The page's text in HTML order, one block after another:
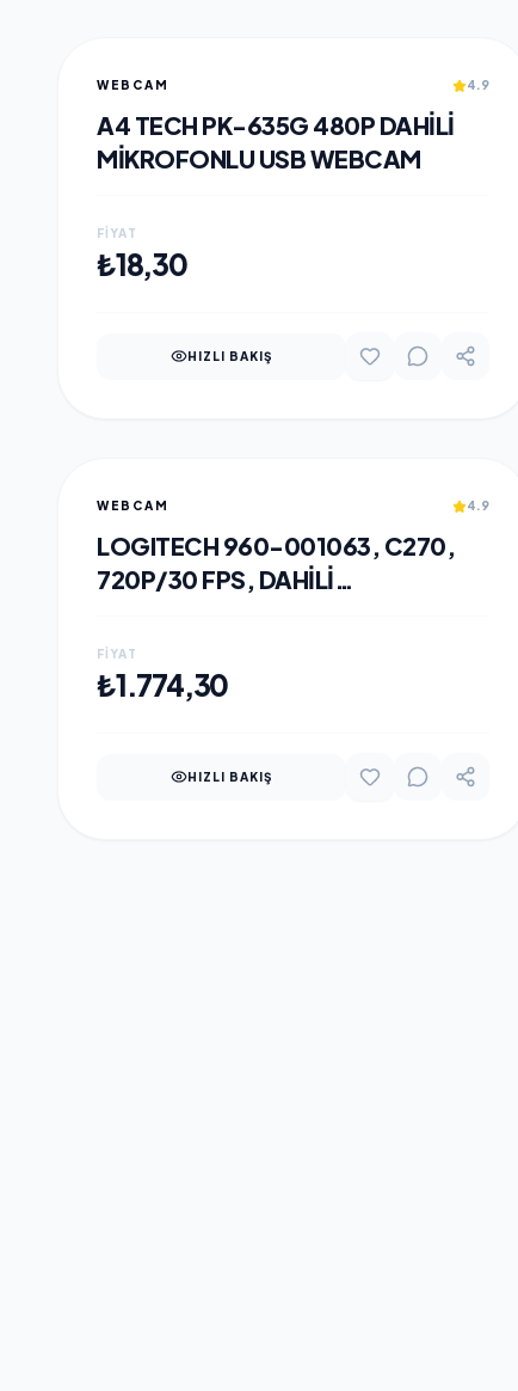
WEBCAM 4.9
A4 TECH PK-635G 480P DAHILI
MIKROFONLU USB WEBCAM
FIYAT
₺18,30
HIZLI BAKIŞ
WEBCAM 4.9
LOGITECH 960-001063, C270,
720P/30 FPS, DAHILI
FIYAT
₺1.774,30
HIZLI BAKIŞ